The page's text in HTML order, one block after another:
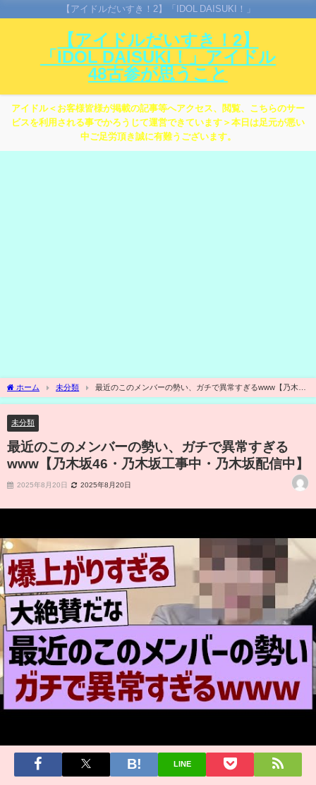
【アイドルだいすき！2】「IDOL DAISUKI！」
【アイドルだいすき！2】
「IDOL DAISUKI！」アイドル
48古参が思うこと
アイドル＜お客様皆様が掲載の記事等へアクセス、閲覧、こちらのサー
ビスを利用される事でかろうじて運営できています＞本日は足元が悪い
中ご足労頂き誠に有難うございます。
ホーム 未分類
最近のこのメンバーの勢い、ガチで異常すぎるwww【乃木坂
46・乃木坂工事中・乃木坂配信中】
未分類
最近のこのメンバーの勢い、ガチで異常すぎる
www【乃木坂46・乃木坂工事中・乃木坂配信中】
2025年8月20日 2025年8月20日
LINE